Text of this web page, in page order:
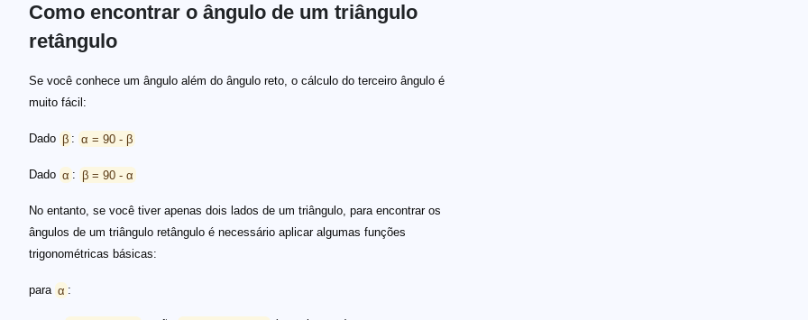
Como encontrar o ângulo de um triângulo
retângulo
Se você conhece um ângulo além do ângulo reto, o cálculo do terceiro ângulo é
muito fácil:
Dado β : α = 90 - β
Dado α : β = 90 - α
No entanto, se você tiver apenas dois lados de um triângulo, para encontrar os
ângulos de um triângulo retângulo é necessário aplicar algumas funções
trigonométricas básicas:
para α :